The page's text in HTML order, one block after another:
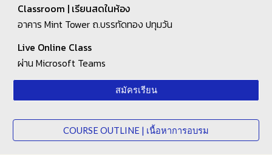
Classroom | เรียนสดในห้อง
อาคาร Mint Tower ถ.บรรทัดทอง ปทุมวัน
Live Online Class
ผ่าน Microsoft Teams
สมัครเรียน
COURSE OUTLINE | เนื้อหาการอบรม